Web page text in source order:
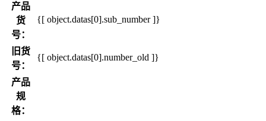
产品
货
号：
{[ object.datas[0].sub_number ]}
旧货
号：
{[ object.datas[0].number_old ]}
产品
规
格：